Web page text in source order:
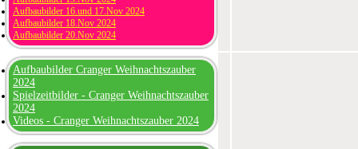
Aufbaubilder 16.und 17.Nov 2024
Aufbaubilder 18.Nov 2024
Aufbaubilder 20.Nov 2024
Aufbaubilder Cranger Weihnachtszauber
2024
Spielzeitbilder - Cranger Weihnachtszauber
2024
Videos - Cranger Weihnachtszauber 2024